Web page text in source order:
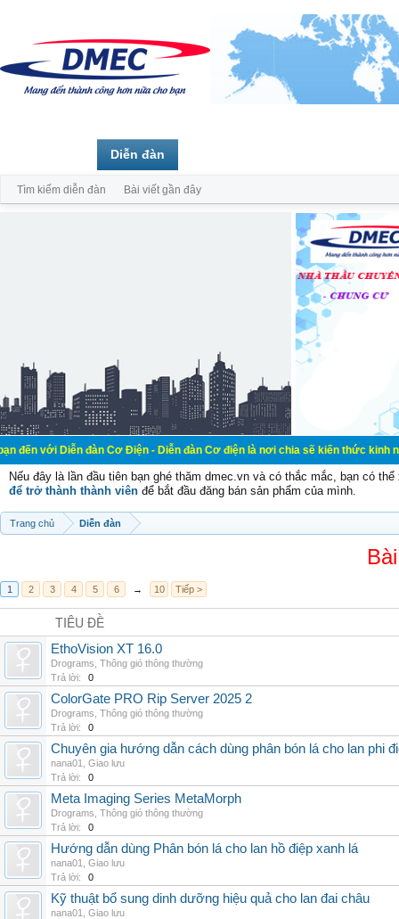
đàn Cơ Điện - Diễn đàn Cơ điện là nơi chia sẽ kiến thức kinh nghiệm
Nếu đây là lần đầu tiên bạn ghé thăm dmec.vn và có thắc mắc, bạn có
để trở thành thành viên để bắt đầu đăng bán sản phẩm của mình.
Trang chủ Diễn đàn
1 2 3 4 5 6 → 10 Tiếp >
TIÊU ĐỀ
EthoVision XT 16.0
Drograms Thông gió thông thường
Trả lời:
0
ColorGate PRO Rip Server 2025 2
Drograms Thông gió thông thường
Trả lời:
0
Chuyên gia hướng dẫn cách dùng phân bón lá cho lan phi
nana01
Giao lưu
Trả lời:
0
Meta Imaging Series MetaMorph
Drograms Thông gió thông thường
Trả lời:
0
Hướng dẫn dùng Phân bón lá cho lan hồ điệp xanh lá
nana01
Giao lưu
Trả lời:
0
Kỹ thuật bổ sung dinh dưỡng hiệu quả cho lan đai châu
nana01
Giao lưu
Diễn đàn
Tìm kiếm diễn đàn Bài viết gần đây